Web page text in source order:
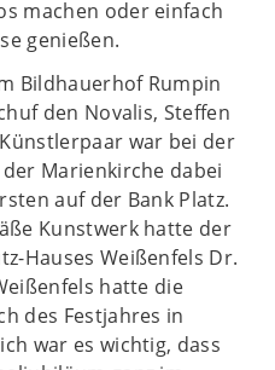
machen oder einfach
genießen.
Bildhauerhof Rumpin
den Novalis, Steffen
war bei der
Marienkirche dabei
auf der Bank Platz.
Kunstwerk hatte der
Hauses Weißenfels Dr.
hatte die
des Festjahres in
war es wichtig, dass